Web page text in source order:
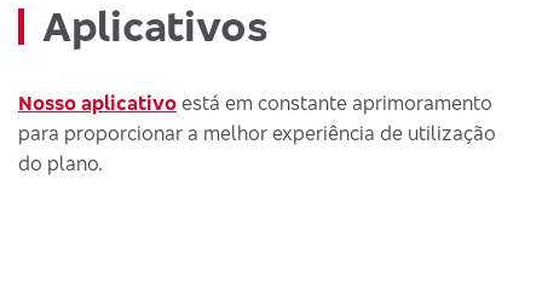
Aplicativos
Nosso aplicativo está em constante aprimoramento
para proporcionar a melhor experiência de utilização
do plano.